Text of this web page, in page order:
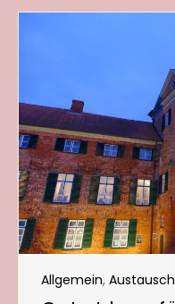
Allgemein, Austausch